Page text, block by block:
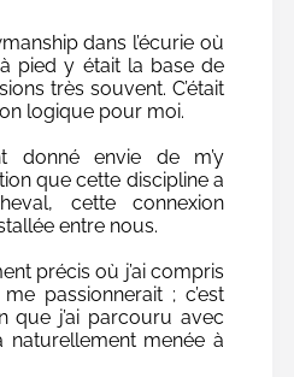
dans l’écurie où
pied y était la base de
très souvent. C’était
logique pour moi.
donné envie de m’y
que cette discipline a
cette connexion
entre nous.
précis où j’ai compris
passionnerait ; c’est
que j’ai parcouru avec
naturellement menée à